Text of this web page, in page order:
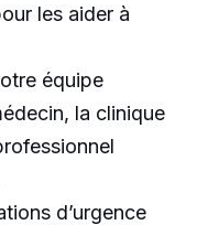
les aider à
équipe
la clinique
d’urgence